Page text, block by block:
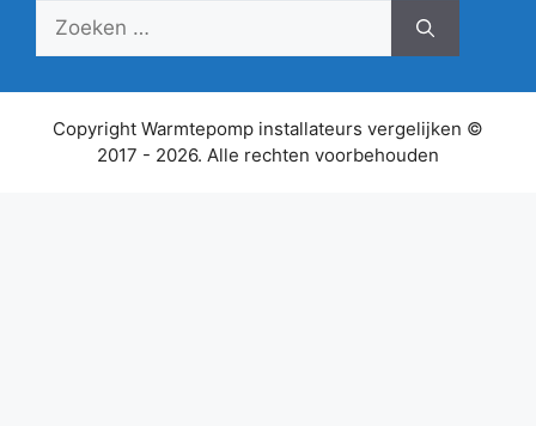
Zoek
Copyright Warmtepomp installateurs vergelijken ©
2017 - 2026. Alle rechten voorbehouden